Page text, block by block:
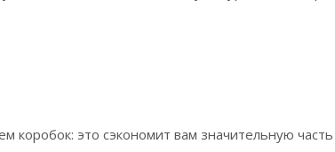
коробок: это сэкономит вам значительную